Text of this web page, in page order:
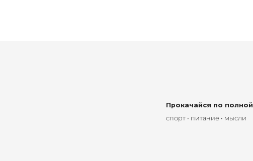
Прокачайся по полной
спорт • питание • мысли